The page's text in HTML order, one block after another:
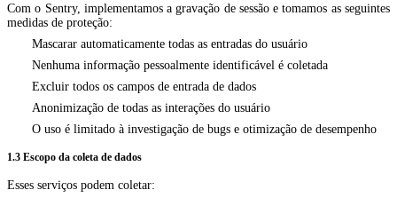
Com o Sentry, implementamos a gravação de sessão e tomamos as seguintes
medidas de proteção:
Mascarar automaticamente todas as entradas do usuário
Nenhuma informação pessoalmente identificável é coletada
Excluir todos os campos de entrada de dados
Anonimização de todas as interações do usuário
O uso é limitado à investigação de bugs e otimização de desempenho
1.3 Escopo da coleta de dados
Esses serviços podem coletar: